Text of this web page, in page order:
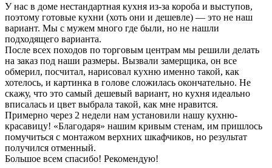
У нас в доме нестандартная кухня из-за короба и выступов,
поэтому готовые кухни (хоть они и дешевле) — это не наш
вариант. Мы с мужем много где были, но не нашли
подходящего варианта.
После всех походов по торговым центрам мы решили делать
на заказ под наши размеры. Вызвали замерщика, он все
обмерил, посчитал, нарисовал кухню именно такой, как
хотелось, и картинка в голове сложилась окончательно. Не
скажу, что это самый дешевый вариант, но кухня идеально
вписалась и цвет выбрала такой, как мне нравится.
Примерно через 2 недели нам установили нашу кухню-
красавицу! «Благодаря» нашим кривым стенам, им пришлось
помучиться с монтажом верхних шкафчиков, но результат
получился отменный.
Большое всем спасибо! Рекомендую!